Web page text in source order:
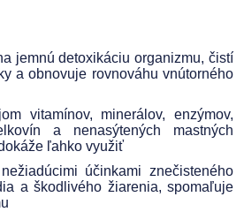
jemnú detoxikáciu organizmu, čistí
a obnovuje rovnováhu vnútorného
vitamínov, minerálov, enzýmov,
a nenasýtených mastných
ľahko využiť
účinkami znečisteného
a škodlivého žiarenia, spomaľuje